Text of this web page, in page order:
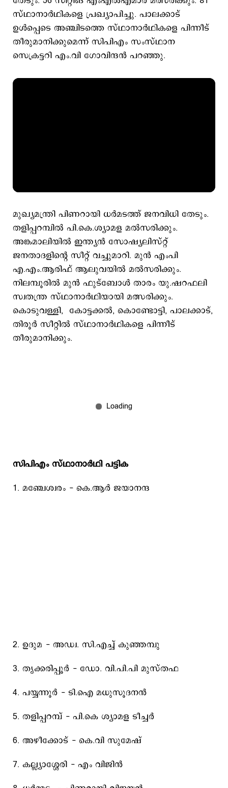
സ്ഥാനാര്‍ഥികളെ പ്രഖ്യാപിച്ചു. പാലക്കാട്
ഉള്‍പ്പെടെ അഞ്ചിടത്തെ സ്ഥാനാര്‍ഥികളെ പിന്നീട്
തീരുമാനിക്കുമെന്ന് സിപിഎം സംസ്ഥാന
െസക്രട്ടറി എം.വി ഗോവിന്ദന്‍ പറഞ്ഞു.
മുഖ്യമന്ത്രി പിണറായി ധര്‍മടത്ത് ജനവിധി തേടും.
തളിപ്പറമ്പില്‍ പി.കെ.ശ്യാമള മല്‍സരിക്കും.
അങ്കമാലിയില്‍ ഇന്ത്യന്‍ സോഷ്യലിസ്റ്റ്
ജനതാദളിന്‍റെ സീറ്റ് വച്ചുമാറി. മുന്‍ എംപി
എ.എം.ആരിഫ് ആലുവയില്‍ മല്‍സരിക്കും.
നിലമ്പൂരില്‍ മുന്‍ ഫുട്ബോള്‍ താരം യു.ഷറഫലി
സ്വതന്ത്ര സ്ഥാനാര്‍ഥിയായി മത്സരിക്കും.
കൊടുവള്ളി, കോട്ടക്കല്‍, കൊണ്ടോട്ടി, പാലക്കാട്,
തിരൂര്‍ സീറ്റില്‍ സ്ഥാനാര്‍ഥികളെ പിന്നീട്
തീരുമാനിക്കും.
സിപിഎം സ്ഥാനാര്‍ഥി പട്ടിക
1. മഞ്ചേശ്വരം - കെ.ആര്‍ ജയാനന്ദ
2. ഉദുമ - അഡ്വ. സി.എച്ച്‌ കുഞ്ഞമ്പു
3. തൃക്കരിപ്പൂര്‍ - ഡോ. വി.പി.പി മുസ്‌തഫ
4. പയ്യന്നൂര്‍ - ടി.ഐ മധുസൂദനന്‍
5. തളിപ്പറമ്പ്‌ - പി.കെ ശ്യാമള ടീച്ചര്‍
6. അഴീക്കോട്‌ - കെ.വി സുമേഷ്‌
7. കല്ല്യാശ്ശേരി - എം വിജിന്‍